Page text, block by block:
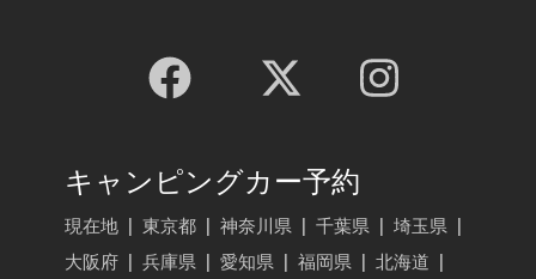
キャンピングカー予約
現在地 東京都 神奈川県 千葉県 埼玉県
大阪府
兵庫県 愛知県 福岡県 北海道